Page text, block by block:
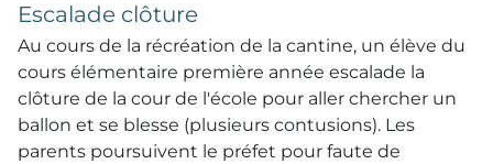
Escalade clôture
Au cours de la récréation de la cantine, un élève du
cours élémentaire première année escalade la
clôture de la cour de l'école pour aller chercher un
ballon et se blesse (plusieurs contusions). Les
parents poursuivent le préfet pour faute de